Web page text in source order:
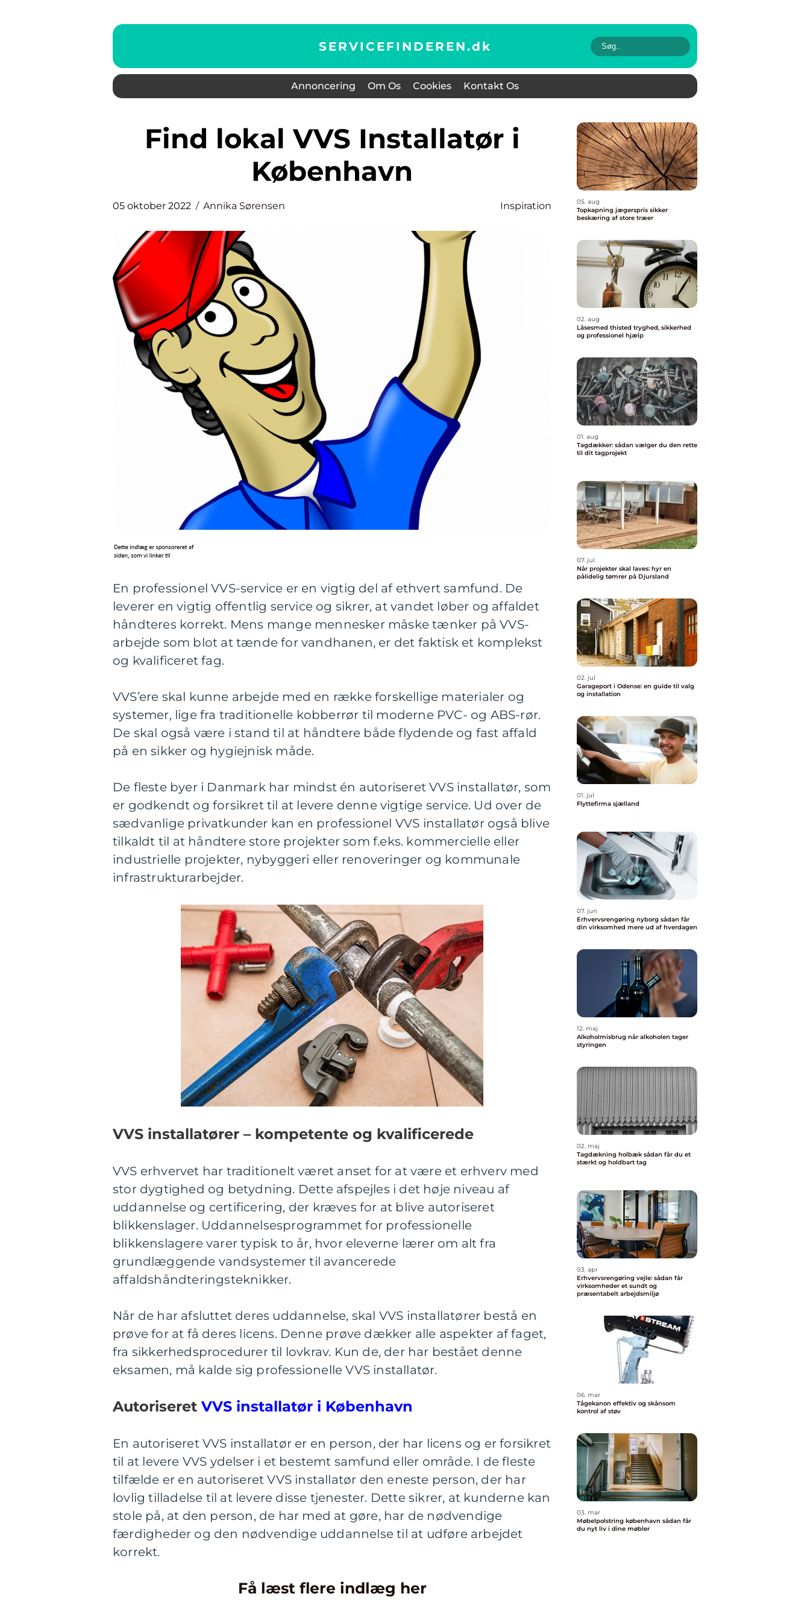
SERVICEFINDEREN.dk
Annoncering Om Os Cookies Kontakt Os
Find lokal VVS Installatør i
København
05 oktober 2022 Annika Sørensen Inspiration
En professionel VVS-service er en vigtig del af ethvert samfund. De
leverer en vigtig offentlig service og sikrer, at vandet løber og affaldet
håndteres korrekt. Mens mange mennesker måske tænker på VVS-
arbejde som blot at tænde for vandhanen, er det faktisk et komplekst
og kvalificeret fag.
VVS’ere skal kunne arbejde med en række forskellige materialer og
systemer, lige fra traditionelle kobberrør til moderne PVC- og ABS-rør.
De skal også være i stand til at håndtere både flydende og fast affald
på en sikker og hygiejnisk måde.
De fleste byer i Danmark har mindst én autoriseret VVS installatør, som
er godkendt og forsikret til at levere denne vigtige service. Ud over de
sædvanlige privatkunder kan en professionel VVS installatør også blive
tilkaldt til at håndtere store projekter som f.eks. kommercielle eller
industrielle projekter, nybyggeri eller renoveringer og kommunale
infrastrukturarbejder.
VVS installatører – kompetente og kvalificerede
VVS erhvervet har traditionelt været anset for at være et erhverv med
stor dygtighed og betydning. Dette afspejles i det høje niveau af
uddannelse og certificering, der kræves for at blive autoriseret
blikkenslager. Uddannelsesprogrammet for professionelle
blikkenslagere varer typisk to år, hvor eleverne lærer om alt fra
grundlæggende vandsystemer til avancerede
affaldshåndteringsteknikker.
Når de har afsluttet deres uddannelse, skal VVS installatører bestå en
prøve for at få deres licens. Denne prøve dækker alle aspekter af faget,
fra sikkerhedsprocedurer til lovkrav. Kun de, der har bestået denne
eksamen, må kalde sig professionelle VVS installatør.
Autoriseret VVS installatør i København
En autoriseret VVS installatør er en person, der har licens og er forsikret
til at levere VVS ydelser i et bestemt samfund eller område. I de fleste
tilfælde er en autoriseret VVS installatør den eneste person, der har
lovlig tilladelse til at levere disse tjenester. Dette sikrer, at kunderne kan
stole på, at den person, de har med at gøre, har de nødvendige
færdigheder og den nødvendige uddannelse til at udføre arbejdet
korrekt.
Få læst flere indlæg her
05. aug
Topkapning jægerspris sikker
beskæring af store træer
02. aug
Låsesmed thisted tryghed, sikkerhed
og professionel hjælp
01. aug
Tagdækker: sådan vælger du den rette
til dit tagprojekt
07. jul
Når projekter skal laves: hyr en
pålidelig tømrer på Djursland
02. jul
Garageport i Odense: en guide til valg
og installation
01. jul
Flyttefirma sjælland
07. jun
Erhvervsrengøring nyborg sådan får
din virksomhed mere ud af hverdagen
12. maj
Alkoholmisbrug når alkoholen tager
styringen
02. maj
Tagdækning holbæk sådan får du et
stærkt og holdbart tag
03. apr
Erhvervsrengøring vejle: sådan får
virksomheder et sundt og
præsentabelt arbejdsmiljø
06. mar
Tågekanon effektiv og skånsom
kontrol af støv
03. mar
Møbelpolstring københavn sådan får
du nyt liv i dine møbler